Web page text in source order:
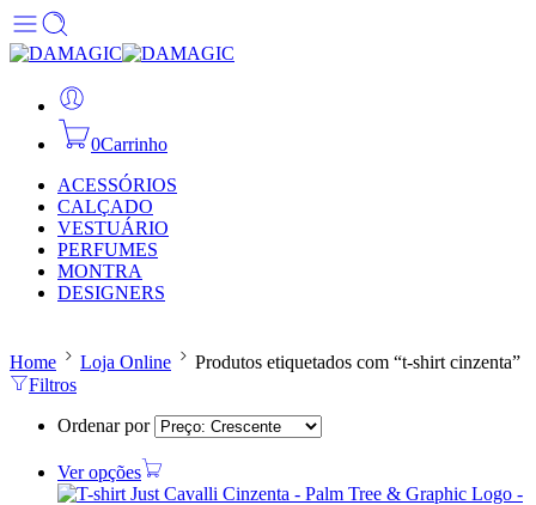
0Carrinho
ACESSÓRIOS
CALÇADO
VESTUÁRIO
PERFUMES
MONTRA
DESIGNERS
Home Loja Online
Produtos etiquetados com “t-shirt cinzenta”
Filtros
Ordenar por
Ver opções